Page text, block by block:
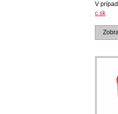
V
c.sk